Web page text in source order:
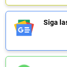
Siga